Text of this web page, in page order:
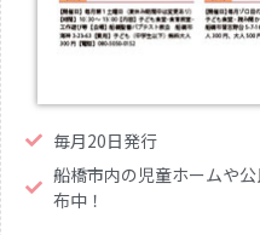
毎月20日発行
船橋市内の児童ホームや
布中！